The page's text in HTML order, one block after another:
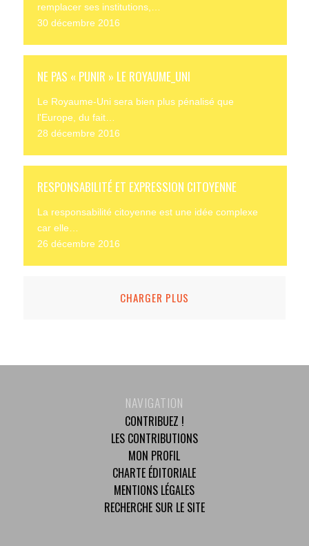
remplacer ses institutions,…
30 décembre 2016
NE PAS « PUNIR » LE ROYAUME_UNI
Le Royaume-Uni sera bien plus pénalisé que
l'Europe, du fait…
28 décembre 2016
RESPONSABILITÉ ET EXPRESSION CITOYENNE
La responsabilité citoyenne est une idée complexe
car elle…
26 décembre 2016
CHARGER PLUS
NAVIGATION
CONTRIBUEZ !
LES CONTRIBUTIONS
MON PROFIL
CHARTE ÉDITORIALE
MENTIONS LÉGALES
RECHERCHE SUR LE SITE